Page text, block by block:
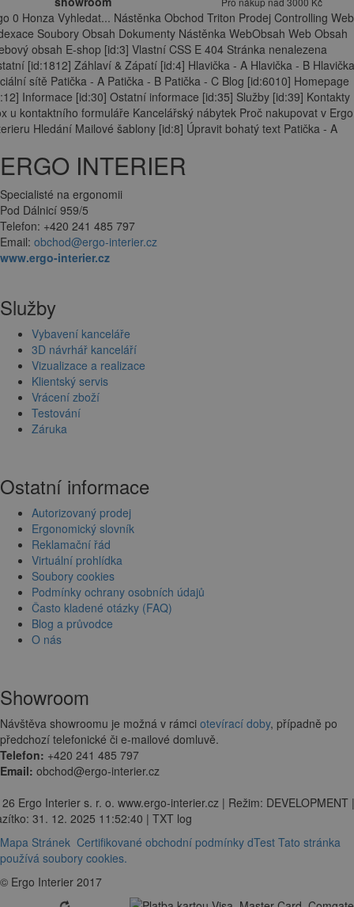
0 Honza Vyhledat... Nástěnka Obchod Triton Prodej Controlling Web
Soubory Obsah Dokumenty Nástěnka WebObsah Web Obsah
obsah E-shop [id:3] Vlastní CSS E 404 Stránka nenalezena
[id:1812] Záhlaví & Zápatí [id:4] Hlavička - A Hlavička - B
sítě Patička - A Patička - B Patička - C Blog [id:6010] Homepage
Informace [id:30] Ostatní informace [id:35] Služby [id:39] Kontakty
u kontaktního formuláře Kancelářský nábytek Proč nakupovat v Ergo
Hledání Mailové šablony [id:8] Úpravit bohatý text Patička - A
ERGO INTERIER
Specialisté na ergonomii
Pod Dálnicí 959/5
Telefon: +420 241 485 797
Email: obchod@ergo-interier.cz
www.ergo-interier.cz
Služby
Vybavení kanceláře
3D návrhář kanceláří
Vizualizace a realizace
Klientský servis
Vrácení zboží
Testování
Záruka
Ostatní informace
Autorizovaný prodej
Ergonomický slovník
Reklamační řád
Virtuální prohlídka
Soubory cookies
Podmínky ochrany osobních údajů
Často kladené otázky (FAQ)
Blog a průvodce
O nás
Showroom
Návštěva showroomu je možná v rámci otevírací doby, případně po
předchozí telefonické či e-mailové domluvě.
Telefon: +420 241 485 797
Email: obchod@ergo-interier.cz
Ergo Interier s. r. o. www.ergo-interier.cz | Režim: DEVELOPMENT |
31. 12. 2025 11:52:40 | TXT log
Mapa Stránek Certifikované obchodní podmínky dTest Tato stránka
používá soubory cookies.
© Ergo Interier 2017